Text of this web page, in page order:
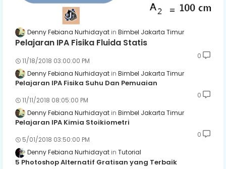
Denny Febiana Nurhidayat Bimbel Jakarta Timur
Pelajaran IPA Fisika Fluida Statis
11/18/2018 03:00:00 PM
0
Denny Febiana Nurhidayat Bimbel Jakarta Timur
Pelajaran IPA Fisika Suhu Dan Pemuaian
11/11/2018 08:05:00 PM
0
Denny Febiana Nurhidayat Bimbel Jakarta Timur
Pelajaran IPA Kimia Stoikiometri
5/01/2018 03:50:00 PM
0
Denny Febiana Nurhidayat Tutorial
5 Photoshop Alternatif Gratisan yang Terbaik